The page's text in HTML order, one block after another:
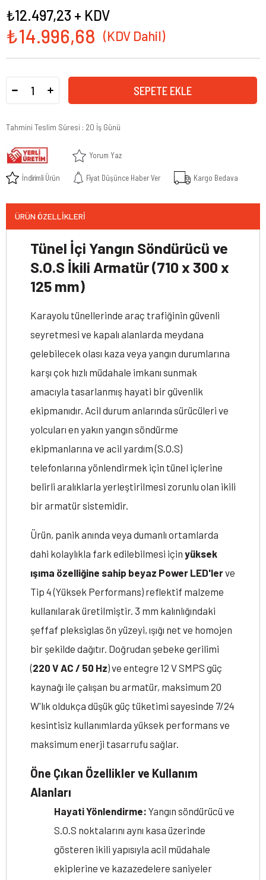
₺14.996,68
₺12.497,23 + KDV
Tahmini Teslim Süresi : 20 İş Günü
Yorum Yaz
İndirimli Ürün Fiyat Düşünce Haber Ver Kargo Bedava
ÜRÜN ÖZELLIKLERI
Tünel İçi Yangın Söndürücü ve
S.O.S İkili Armatür (710 x 300 x
125 mm)
Karayolu tünellerinde araç trafiğinin güvenli
seyretmesi ve kapalı alanlarda meydana
gelebilecek olası kaza veya yangın durumlarına
karşı çok hızlı müdahale imkanı sunmak
amacıyla tasarlanmış hayati bir güvenlik
ekipmanıdır. Acil durum anlarında sürücüleri ve
yolcuları en yakın yangın söndürme
ekipmanlarına ve acil yardım (S.O.S)
telefonlarına yönlendirmek için tünel içlerine
belirli aralıklarla yerleştirilmesi zorunlu olan ikili
bir armatür sistemidir.
Ürün, panik anında veya dumanlı ortamlarda
dahi kolaylıkla fark edilebilmesi için yüksek
ışıma özelliğine sahip beyaz Power LED'lerve
Tip 4 (Yüksek Performans) reflektif malzeme
kullanılarak üretilmiştir. 3 mm kalınlığındaki
şeffaf pleksiglas ön yüzeyi, ışığı net ve homojen
bir şekilde dağıtır. Doğrudan şebeke gerilimi
(220 V AC / 50 Hz) ve entegre 12 V SMPS güç
kaynağı ile çalışan bu armatür, maksimum 20
W'lık oldukça düşük güç tüketimi sayesinde 7/24
kesintisiz kullanımlarda yüksek performans ve
maksimum enerji tasarrufu sağlar.
Öne Çıkan Özellikler ve Kullanım
Alanları
Hayati Yönlendirme: Yangın söndürücü ve
S.O.S noktalarını aynı kasa üzerinde
gösteren ikili yapısıyla acil müdahale
ekiplerine ve kazazedelere saniyeler